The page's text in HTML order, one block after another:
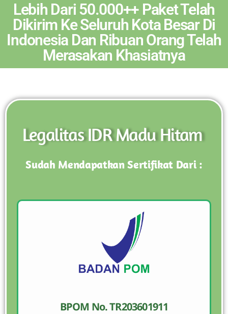
Lebih Dari 50.000++ Paket Telah
Dikirim Ke Seluruh Kota Besar Di
Indonesia Dan Ribuan Orang Telah
Merasakan Khasiatnya
Legalitas IDR Madu Hitam
Sudah Mendapatkan Sertifikat Dari :
BPOM No. TR203601911